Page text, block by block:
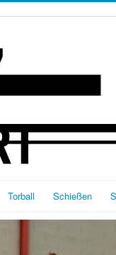
Torball Schießen